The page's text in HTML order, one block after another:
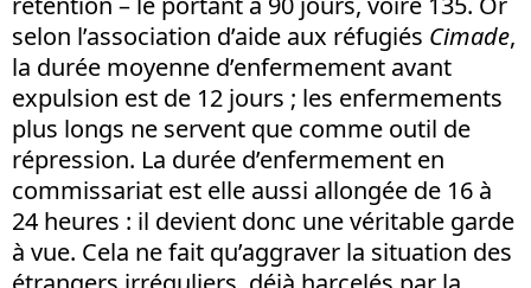
selon l’association d’aide aux réfugiés Cimade,
la durée moyenne d’enfermement avant
expulsion est de 12 jours ; les enfermements
plus longs ne servent que comme outil de
répression. La durée d’enfermement en
commissariat est elle aussi allongée de 16 à
24 heures : il devient donc une véritable garde
à vue. Cela ne fait qu’aggraver la situation des